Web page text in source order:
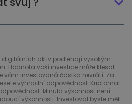
digitálních aktiv podléhají vysokým
Hodnota vaší investice může klesat
vám investovaná částka nevrátí. Za
výhradní odpovědnost. Kriptomat
Minulá výkonnost není
výkonnosti. Investovat byste měli